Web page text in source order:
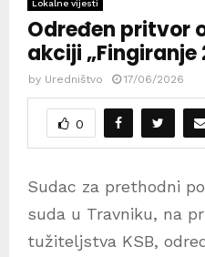
Lokalne vijesti
Određen pritvor
akciji „Fingiranje
by Uredništvo 17/06/2026
0
Sudac za prethodni
suda u Travniku, na
tužiteljstva KSB,